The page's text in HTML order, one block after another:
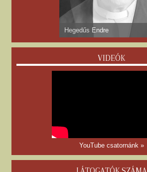
dr. Gyulay Endre
VIDEÓK
YouTube csatornánk »